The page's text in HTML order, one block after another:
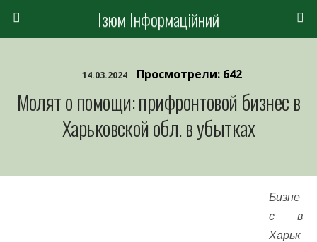
Ізюм Інформаційний
14.03.2024 Просмотрели: 642
Молят о помощи: прифронтовой бизнес в
Харьковской обл. в убытках
Бизне
с в
Харьк